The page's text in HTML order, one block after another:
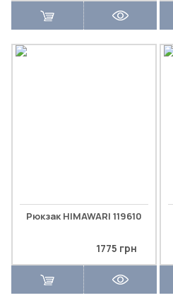
Рюкзак HIMAWARI 119610
1775 грн